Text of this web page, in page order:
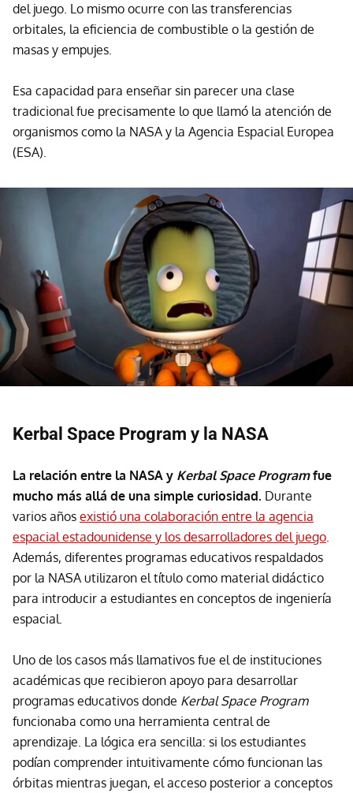
del juego. Lo mismo ocurre con las transferencias
orbitales, la eficiencia de combustible o la gestión de
masas y empujes.
Esa capacidad para enseñar sin parecer una clase
tradicional fue precisamente lo que llamó la atención de
organismos como la NASA y la Agencia Espacial Europea
(ESA).
Kerbal Space Program y la NASA
La relación entre la NASA y Kerbal Space Programfue
mucho más allá de una simple curiosidad. Durante
varios años existió una colaboración entre la agencia
espacial estadounidense y los desarrolladores del juego.
Además, diferentes programas educativos respaldados
por la NASA utilizaron el título como material didáctico
para introducir a estudiantes en conceptos de ingeniería
espacial.
Uno de los casos más llamativos fue el de instituciones
académicas que recibieron apoyo para desarrollar
programas educativos donde Kerbal Space Program
funcionaba como una herramienta central de
aprendizaje. La lógica era sencilla: si los estudiantes
podían comprender intuitivamente cómo funcionan las
órbitas mientras juegan, el acceso posterior a conceptos